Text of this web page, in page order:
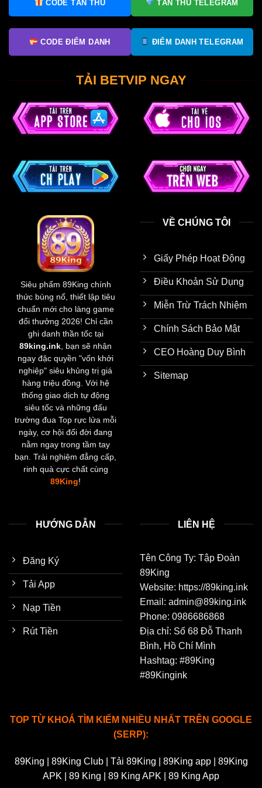
CODE TÂN THỦ TÂN THỦ TELEGRAM
CODE ĐIỂM DANH ĐIỂM DANH TELEGRAM
TẢI BETVIP NGAY
Siêu phẩm 89King chính
thức bùng nổ, thiết lập tiêu
chuẩn mới cho làng game
đổi thưởng 2026! Chỉ cần
ghi danh thần tốc tại
89king.ink , bạn sẽ nhận
ngay đặc quyền "vốn khởi
nghiệp" siêu khủng trị giá
hàng triệu đồng. Với hệ
thống giao dịch tự động
siêu tốc và những đấu
trường đua Top rực lửa mỗi
ngày, cơ hội đổi đời đang
nằm ngay trong tầm tay
bạn. Trải nghiệm đẳng cấp,
rinh quà cực chất cùng
89King!
VỀ CHÚNG TÔI
Giấy Phép Hoạt Động
Điều Khoản Sử Dụng
Miễn Trừ Trách Nhiệm
Chính Sách Bảo Mật
CEO Hoàng Duy Bình
Sitemap
HƯỚNG DẪN
Đăng Ký
Tải App
Nạp Tiền
Rút Tiền
LIÊN HỆ
Tên Công Ty: Tập Đoàn
89King
Website: https://89king.ink
Email: admin@89king.ink
Phone: 0986686868
Địa chỉ: Số 68 Đỗ Thanh
Bình, Hồ Chí Mình
Hashtag: #89King
#89Kingink
TOP TỪ KHOÁ TÌM KIẾM NHIỀU NHẤT TRÊN GOOGLE
(SERP):
89King | 89King Club | Tải 89King | 89King app | 89King
APK | 89 King | 89 King APK | 89 King App